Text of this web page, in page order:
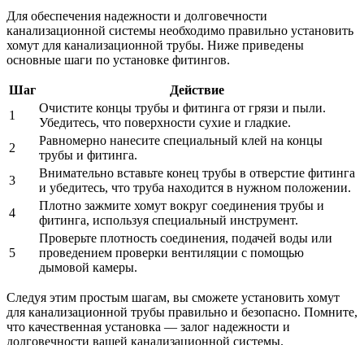
Для обеспечения надежности и долговечности
канализационной системы необходимо правильно установить
хомут для канализационной трубы. Ниже приведены
основные шаги по установке фитингов.
Шаг
Действие
1
Очистите концы трубы и фитинга от грязи и пыли.
Убедитесь, что поверхности сухие и гладкие.
2
Равномерно нанесите специальный клей на концы
трубы и фитинга.
3
Внимательно вставьте конец трубы в отверстие фитинга
и убедитесь, что труба находится в нужном положении.
4
Плотно зажмите хомут вокруг соединения трубы и
фитинга, используя специальный инструмент.
5
Проверьте плотность соединения, подачей воды или
проведением проверки вентиляции с помощью
дымовой камеры.
Следуя этим простым шагам, вы сможете установить хомут
для канализационной трубы правильно и безопасно. Помните,
что качественная установка — залог надежности и
долговечности вашей канализационной системы.